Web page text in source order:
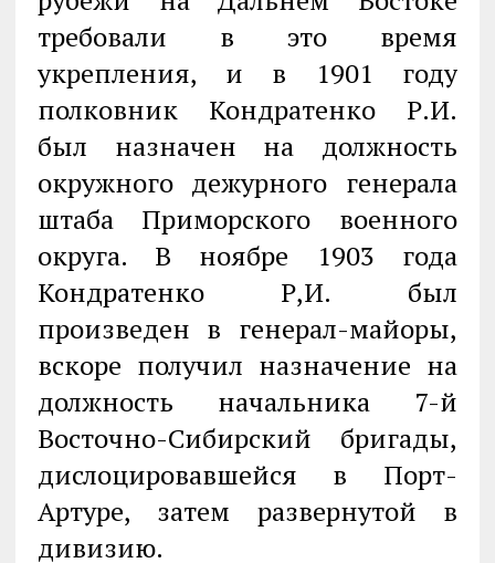
требовали в это время
укрепления, и в 1901 году
полковник Кондратенко Р.И.
был назначен на должность
окружного дежурного генерала
штаба Приморского военного
округа. В ноябре 1903 года
Кондратенко Р,И. был
произведен в генерал-майоры,
вскоре получил назначение на
должность начальника 7-й
Восточно-Сибирский бригады,
дислоцировавшейся в Порт-
Артуре, затем развернутой в
дивизию.